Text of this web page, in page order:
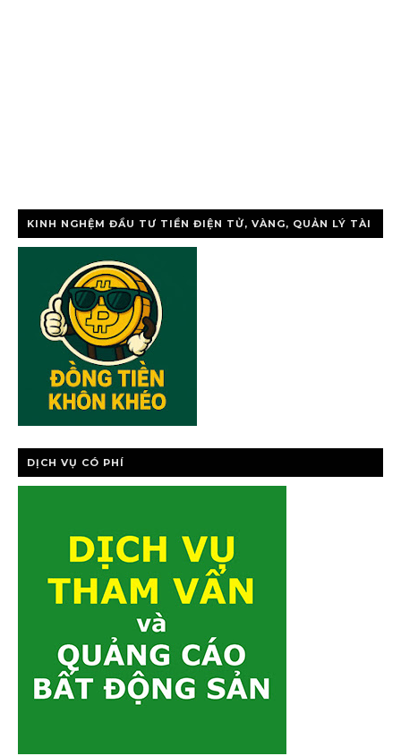
KINH NGHỆM ĐẦU TƯ TIỀN ĐIỆN TỬ, VÀNG, QUẢN LÝ TÀI
DỊCH VỤ CÓ PHÍ